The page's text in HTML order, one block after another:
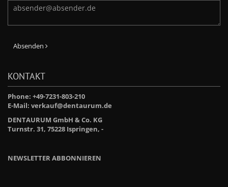
Absenden
KONTAKT
Phone: +49-7231-803-210
E-Mail: verkauf@dentaurum.de
DENTAURUM GmbH & Co. KG
Turnstr. 31, 75228 Ispringen, -
NEWSLETTER ABBONNIEREN